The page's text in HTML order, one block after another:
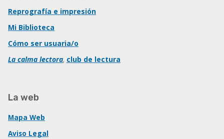
Reprografía e impresión
Mi Biblioteca
Cómo ser usuaria/o
La calma lectora, club de lectura
La web
Mapa Web
Aviso Legal